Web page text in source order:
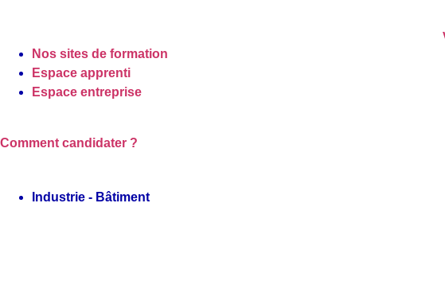
Nos sites de formation
Espace apprenti
Espace entreprise
Comment candidater ?
Industrie - Bâtiment